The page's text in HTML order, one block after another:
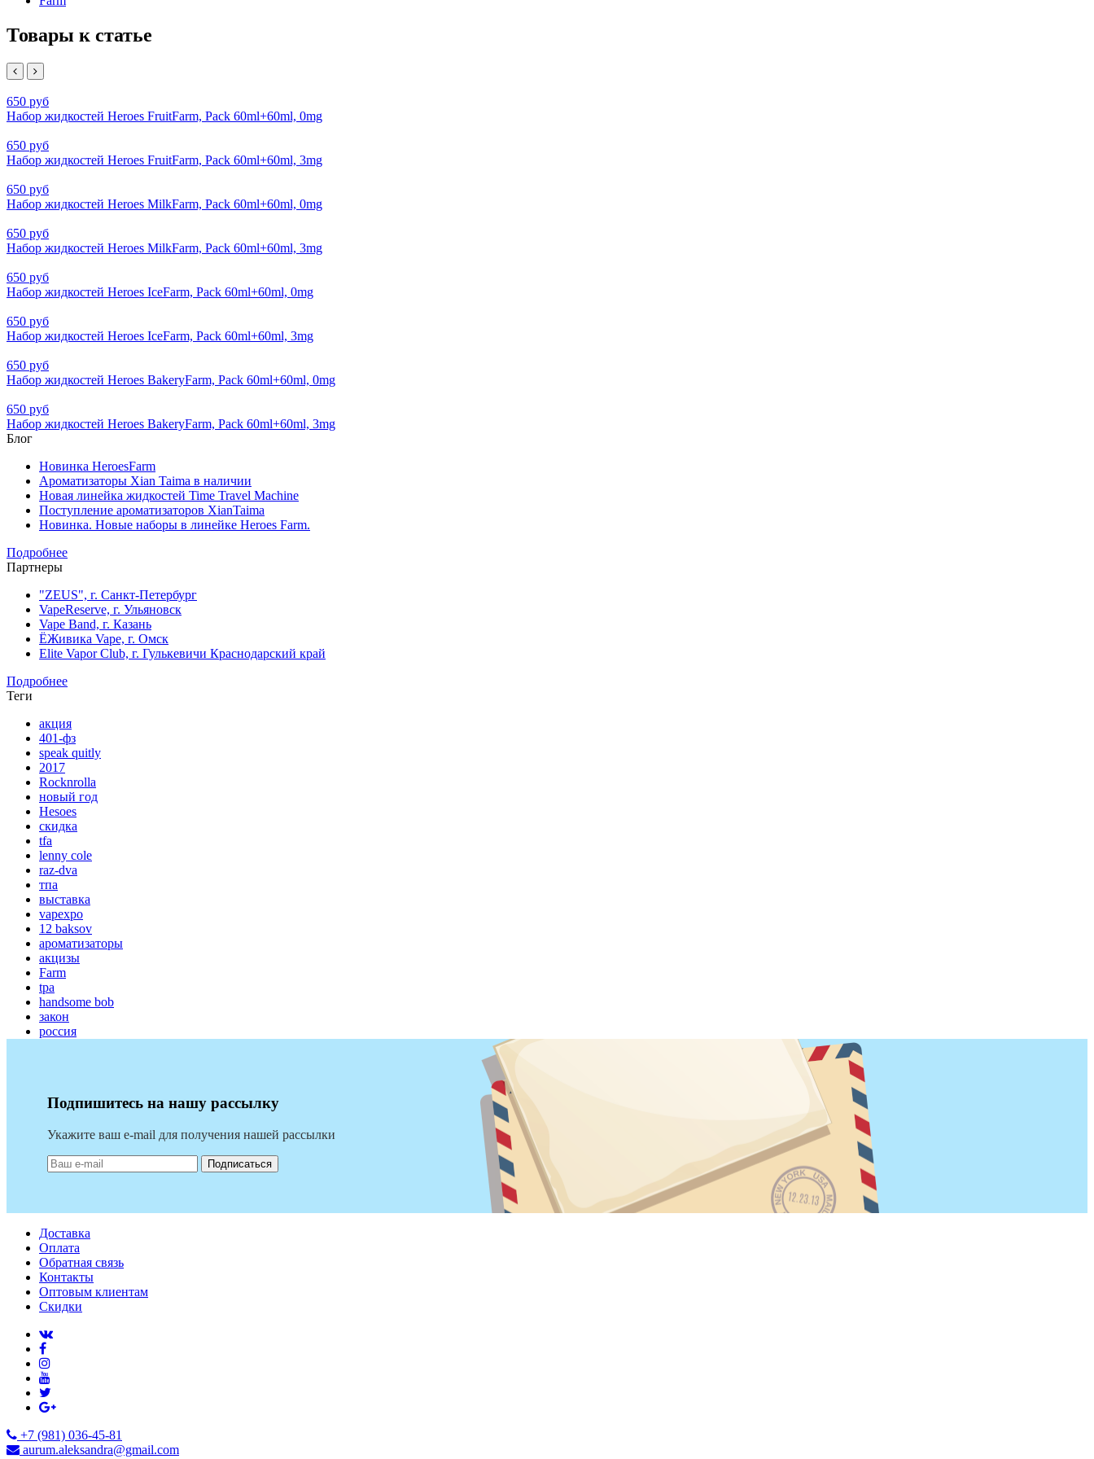
Товары к статье
650 руб
Набор жидкостей Heroes FruitFarm, Pack 60ml+60ml, 0mg
650 руб
Набор жидкостей Heroes FruitFarm, Pack 60ml+60ml, 3mg
650 руб
Набор жидкостей Heroes MilkFarm, Pack 60ml+60ml, 0mg
650 руб
Набор жидкостей Heroes MilkFarm, Pack 60ml+60ml, 3mg
650 руб
Набор жидкостей Heroes IceFarm, Pack 60ml+60ml, 0mg
650 руб
Набор жидкостей Heroes IceFarm, Pack 60ml+60ml, 3mg
650 руб
Набор жидкостей Heroes BakeryFarm, Pack 60ml+60ml, 0mg
650 руб
Набор жидкостей Heroes BakeryFarm, Pack 60ml+60ml, 3mg
Блог
Новинка HeroesFarm
Ароматизаторы Xian Taima в наличии
Новая линейка жидкостей Time Travel Machine
Поступление ароматизаторов XianTaima
Новинка. Новые наборы в линейке Heroes Farm.
Подробнее
Партнеры
"ZEUS", г. Санкт-Петербург
VapeReserve, г. Ульяновск
Vape Band, г. Казань
ЁЖивика Vape, г. Омск
Elite Vapor Club, г. Гулькевичи Краснодарский край
Подробнее
Теги
акция
401-фз
speak quitly
2017
Rocknrolla
новый год
Hesoes
скидка
tfa
lenny cole
raz-dva
тпа
выставка
vapexpo
12 baksov
ароматизаторы
акцизы
Farm
tpa
handsome bob
закон
россия
Подпишитесь на нашу рассылку
Укажите ваш e-mail для получения нашей рассылки
Подписаться
Доставка
Оплата
Обратная связь
Контакты
Оптовым клиентам
Скидки
+7 (981) 036-45-81
aurum.aleksandra@gmail.com